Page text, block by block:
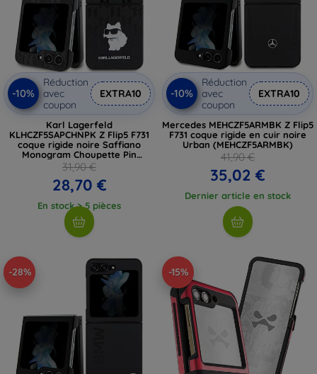
-10%
Réduction
avec
coupon
EXTRA10
Karl Lagerfeld
KLHCZF5SAPCHNPK Z Flip5 F731
coque rigide noire Saffiano
Monogram Choupette Pin
(KLHCZF5SAPCHNPK)
31,90 €
28,70 €
En stock > 5 pièces
-10%
Réduction
avec
coupon
EXTRA10
Mercedes MEHCZF5ARMBK Z Flip5
F731 coque rigide en cuir noire
Urban (MEHCZF5ARMBK)
41,90 €
35,02 €
Dernier article en stock
-28% -15%